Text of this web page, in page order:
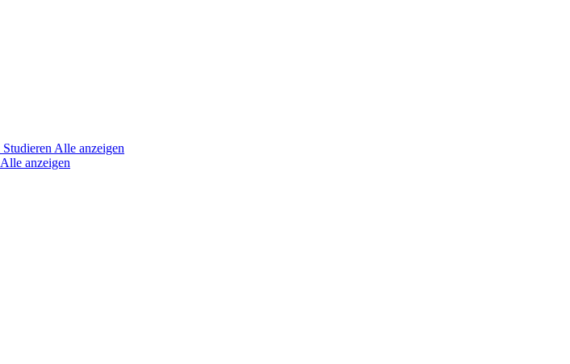
Studieren Alle anzeigen
Alle anzeigen